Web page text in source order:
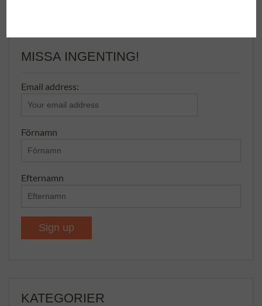
MISSA INGENTING!
Email address:
Förnamn
Efternamn
KATEGORIER